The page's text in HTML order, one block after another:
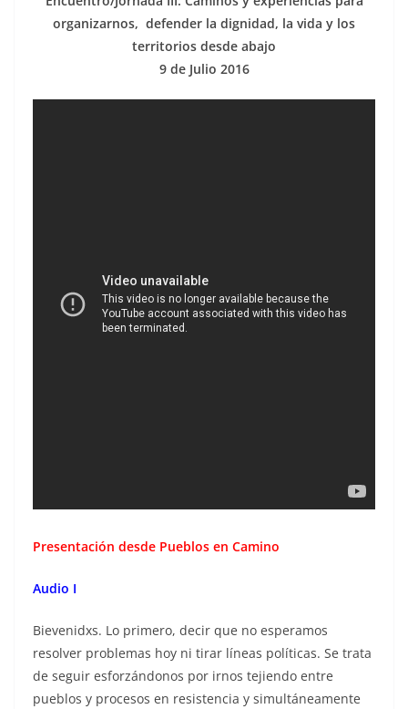
organizarnos, defender la dignidad, la vida y los
territorios desde abajo
9 de Julio 2016
Presentación desde Pueblos en Camino
Audio I
Bievenidxs. Lo primero, decir que no esperamos
resolver problemas hoy ni tirar líneas políticas. Se trata
de seguir esforzándonos por irnos tejiendo entre
pueblos y procesos en resistencia y simultáneamente